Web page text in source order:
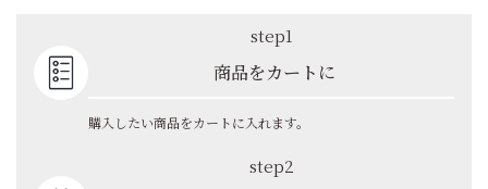
step1
商品をカートに
購入したい商品をカートに入れます。
step2